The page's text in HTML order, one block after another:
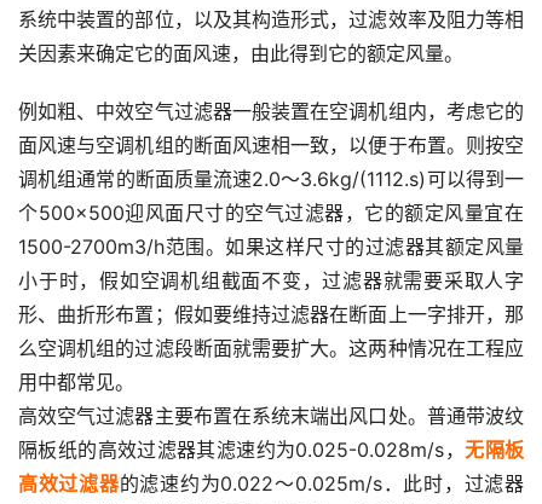
系统中装置的部位，以及其构造形式，过滤效率及阻力等相
关因素来确定它的面风速，由此得到它的额定风量。
例如粗、中效空气过滤器一般装置在空调机组内，考虑它的
面风速与空调机组的断面风速相一致，以便于布置。则按空
调机组通常的断面质量流速2.0～3.6kg/(1112.s)可以得到一
个500×500迎风面尺寸的空气过滤器，它的额定风量宜在
1500-2700m3/h范围。如果这样尺寸的过滤器其额定风量
小于时，假如空调机组截面不变，过滤器就需要采取人字
形、曲折形布置；假如要维持过滤器在断面上一字排开，那
么空调机组的过滤段断面就需要扩大。这两种情况在工程应
用中都常见。
高效空气过滤器主要布置在系统末端出风口处。普通带波纹
隔板纸的高效过滤器其滤速约为0.025-0.028m/s，无隔板
高效过滤器的滤速约为0.022～0.025m/s．此时，过滤器